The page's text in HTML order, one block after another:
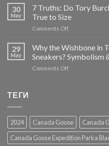
Trainer
Burch
Travel
Foldable
5
Game-
Changing
30
May
7 Truths: Do Tory
True to Size
Comments Offon
Truths:
Tory
Burch
Size
29
May
Why the Wishbone in
Sneakers? Symbolism
Comments Offon
Burch
Good
Luck
Sneakers?
ТЕГИ
2024 Canada Goose
Canada
Canada Goose Expedition Parka